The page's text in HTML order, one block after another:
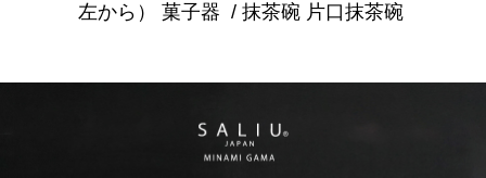
左から） 菓子器 / 抹茶碗 片口抹茶碗